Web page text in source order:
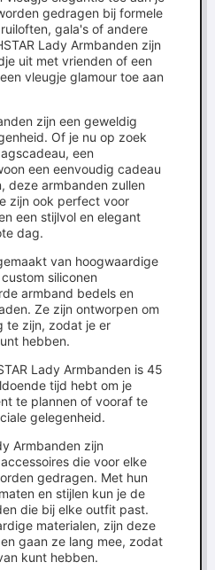
gedragen bij formele
gala's of andere
Lady Armbanden zijn
uit met vrienden of een
vleugje glamour toe aan
zijn een geweldig
Of je nu op zoek
een
een eenvoudig cadeau
deze armbanden zullen
zijn ook perfect voor
een stijlvol en elegant
dag.
van hoogwaardige
siliconen
armband bedels en
Ze zijn ontworpen om
te zijn, zodat je er
hebben.
Lady Armbanden is 45
tijd hebt om je
te plannen of vooraf te
gelegenheid.
Armbanden zijn
die voor elke
gedragen. Met hun
en stijlen kun je de
die bij elke outfit past.
materialen, zijn deze
gaan ze lang mee, zodat
kunt hebben.